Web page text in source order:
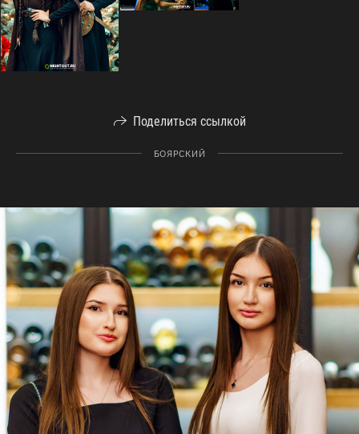
Поделиться ссылкой
БОЯРСКИЙ